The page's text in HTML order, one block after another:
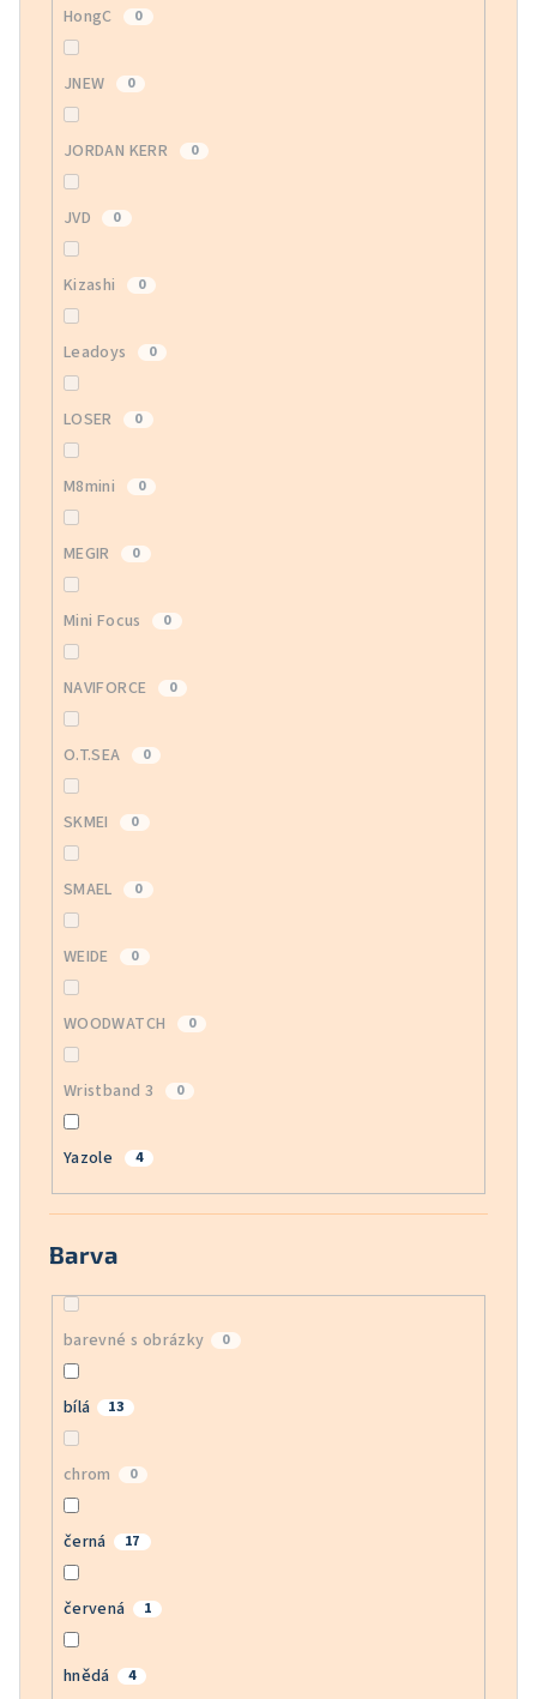
HongC 0
JNEW 0
JORDAN KERR 0
JVD 0
Kizashi 0
Leadoys 0
LOSER 0
M8mini 0
MEGIR 0
Mini Focus 0
NAVIFORCE 0
O.T.SEA 0
SKMEI 0
SMAEL 0
WEIDE 0
WOODWATCH 0
Wristband 3 0
Yazole 4
Barva
barevné s obrázky 0
bílá 13
chrom 0
černá 17
červená 1
hnědá 4